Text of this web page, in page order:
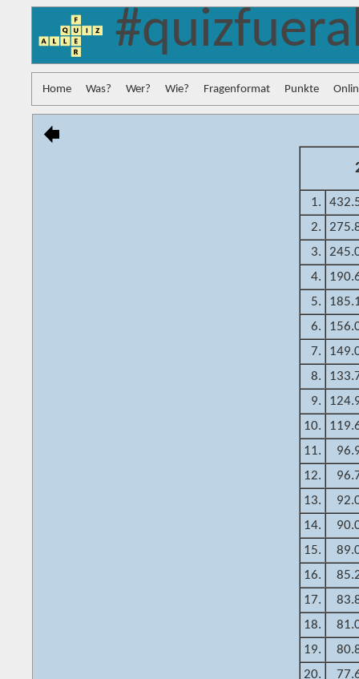
Home Was? Wer? Wie? Fragenformat Punkte
1.
2.
3.
4.
5.
6.
7.
8.
9.
10.
11.
12.
13.
14.
15.
16.
17.
18.
19.
20.